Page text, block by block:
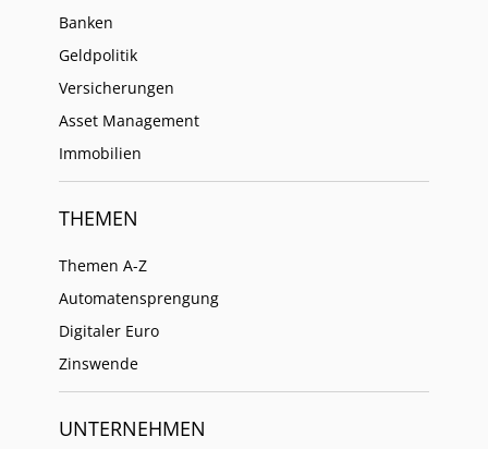
Banken
Geldpolitik
Versicherungen
Asset Management
Immobilien
THEMEN
Themen A-Z
Automatensprengung
Digitaler Euro
Zinswende
UNTERNEHMEN